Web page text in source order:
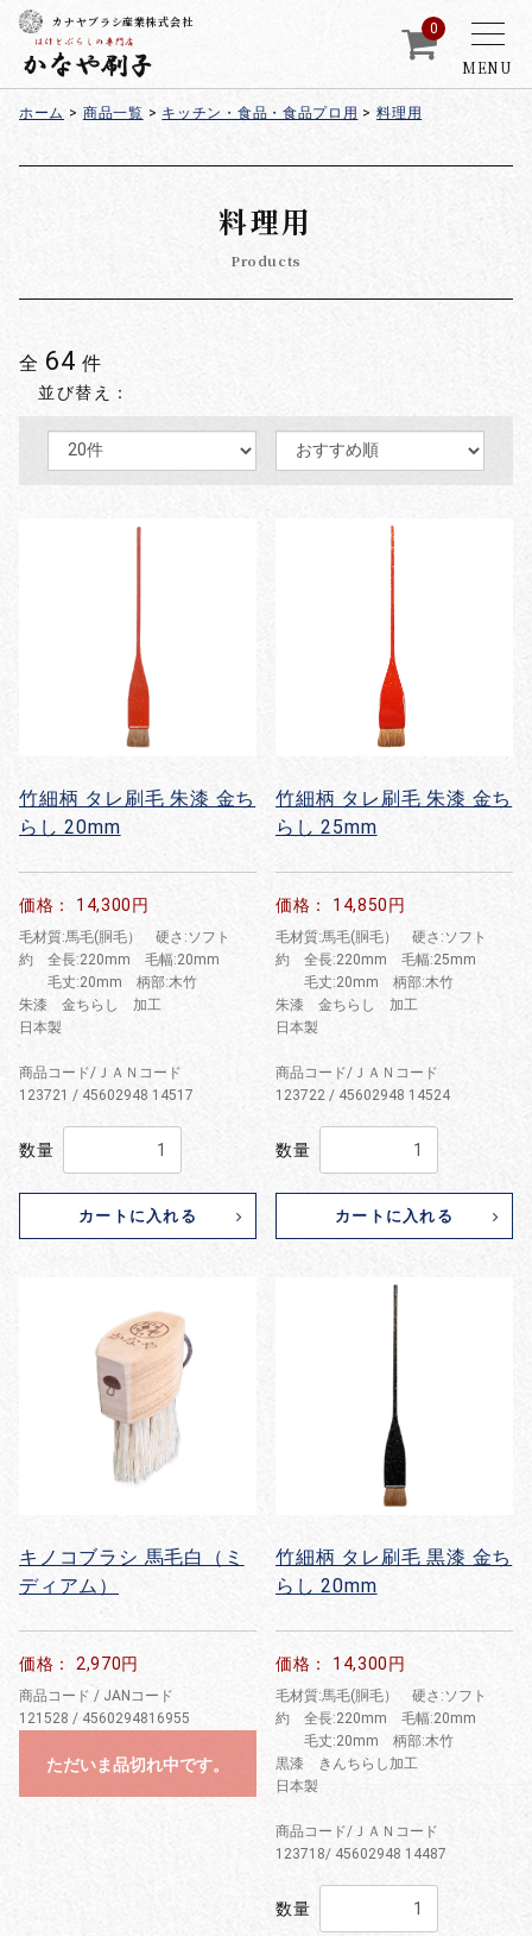
MENU
カナヤブラシ産業株式会社 0
ホーム > 商品一覧 > キッチン・食品・食品プロ用 > 料理用
料理用
Products
全 64 件
並び替え：
竹細柄 タレ刷毛 朱漆 金ち
らし 20mm
価格： 14,300円
毛材質:馬毛(胴毛） 硬さ:ソフト
約 全長:220mm 毛幅:20mm
毛丈:20mm 柄部:木竹
朱漆 金ちらし 加工
日本製
商品コード/ＪＡＮコード
123721 / 45602948 14517
数量
カートに入れる
竹細柄 タレ刷毛 朱漆 金ち
らし 25mm
価格： 14,850円
毛材質:馬毛(胴毛） 硬さ:ソフト
約 全長:220mm 毛幅:25mm
毛丈:20mm 柄部:木竹
朱漆 金ちらし 加工
日本製
商品コード/ＪＡＮコード
123722 / 45602948 14524
数量
カートに入れる
キノコブラシ 馬毛白（ミ
ディアム）
価格： 2,970円
商品コード / JANコード
121528 / 4560294816955
ただいま品切れ中です。
竹細柄 タレ刷毛 黒漆 金ち
らし 20mm
価格： 14,300円
毛材質:馬毛(胴毛） 硬さ:ソフト
約 全長:220mm 毛幅:20mm
毛丈:20mm 柄部:木竹
黒漆 きんちらし加工
日本製
商品コード/ＪＡＮコード
123718/ 45602948 14487
数量